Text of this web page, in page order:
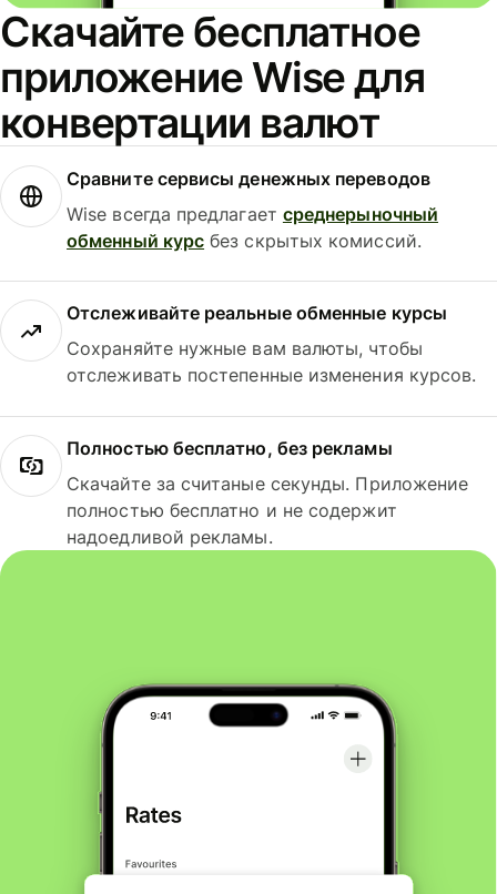
Скачайте бесплатное
приложение Wise для
конвертации валют
Сравните сервисы денежных переводов
Wise всегда предлагает среднерыночный
обменный курс без скрытых комиссий.
Отслеживайте реальные обменные курсы
Сохраняйте нужные вам валюты, чтобы
отслеживать постепенные изменения курсов.
Полностью бесплатно, без рекламы
Скачайте за считаные секунды. Приложение
полностью бесплатно и не содержит
надоедливой рекламы.